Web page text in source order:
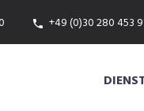
+49 (0)30 280 453